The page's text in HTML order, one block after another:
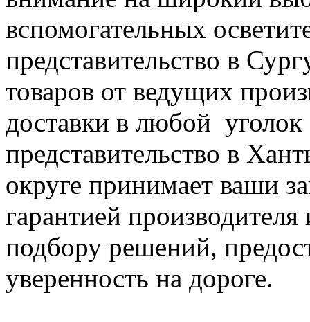
вспомогательных
представительство в
товаров от ведущих
доставки в любой
представительство в
округе принимает ваши
гарантией
подбору решений,
уверенность на дороге.